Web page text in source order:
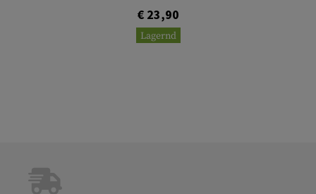
€ 23,90
Lagernd